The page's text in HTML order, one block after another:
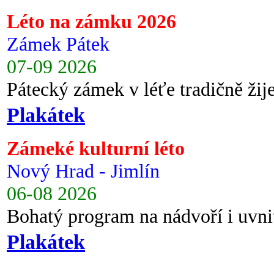
Léto na zámku 2026
Zámek Pátek
07-09 2026
Pátecký zámek v léťe tradičně
Plakátek
Zámeké kulturní léto
Nový Hrad - Jimlín
06-08 2026
Bohatý program na nádvoří i
Plakátek